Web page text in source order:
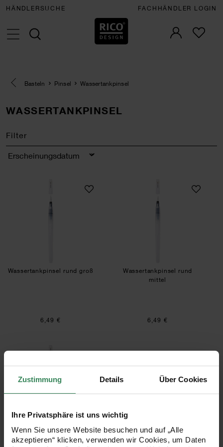
Zustimmung Details Über Cookies
Ihre Privatsphäre ist uns wichtig
Wenn Sie unsere Website besuchen und auf „Alle
akzeptieren“ klicken, verwenden wir Cookies, um Daten
HÄNDLERSUCHE FACHHÄNDLER LOGIN
Eine Kategorie zurück navigieren
Basteln Pinsel Wassertankpinsel
WASSERTANKPINSEL
Filter
Sortierung
Wassertankpinsel rund groß
Wassertankpinsel rund groß
6,49 €
Wassertankpinsel rund
mittel
6,49 €
Wassertankpinsel rund klein
Wassertankpinsel rund klein
Wassertankpinselset rund